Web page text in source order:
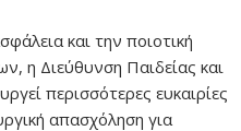
και την ποιοτική
η Διεύθυνση Παιδείας και
περισσότερες ευκαιρίες
απασχόληση για